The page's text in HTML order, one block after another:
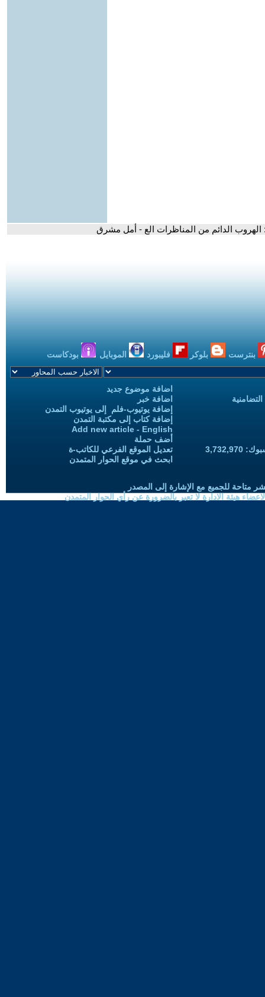
الدائم من المناظرات الع - أمل مشرق
بنترست بلوكر فليبورد الموبايل بودكاست
اضافة موضوع جديد
اضافة خبر
إضافة يوتيوب-فلم إلى يوتيوب التمدن
إضافة كتاب إلى مكتبة التمدن
Add new article - English
أضف حملة
تعديل الموقع الفرعي للكاتب-ة
ابحث في موقع الحوار المتمدن
متاحة للجميع مع الإشارة إلى المصدر
هيئة الادارة لا تعبر بالضرورة عن رأي الحوار المتمدن